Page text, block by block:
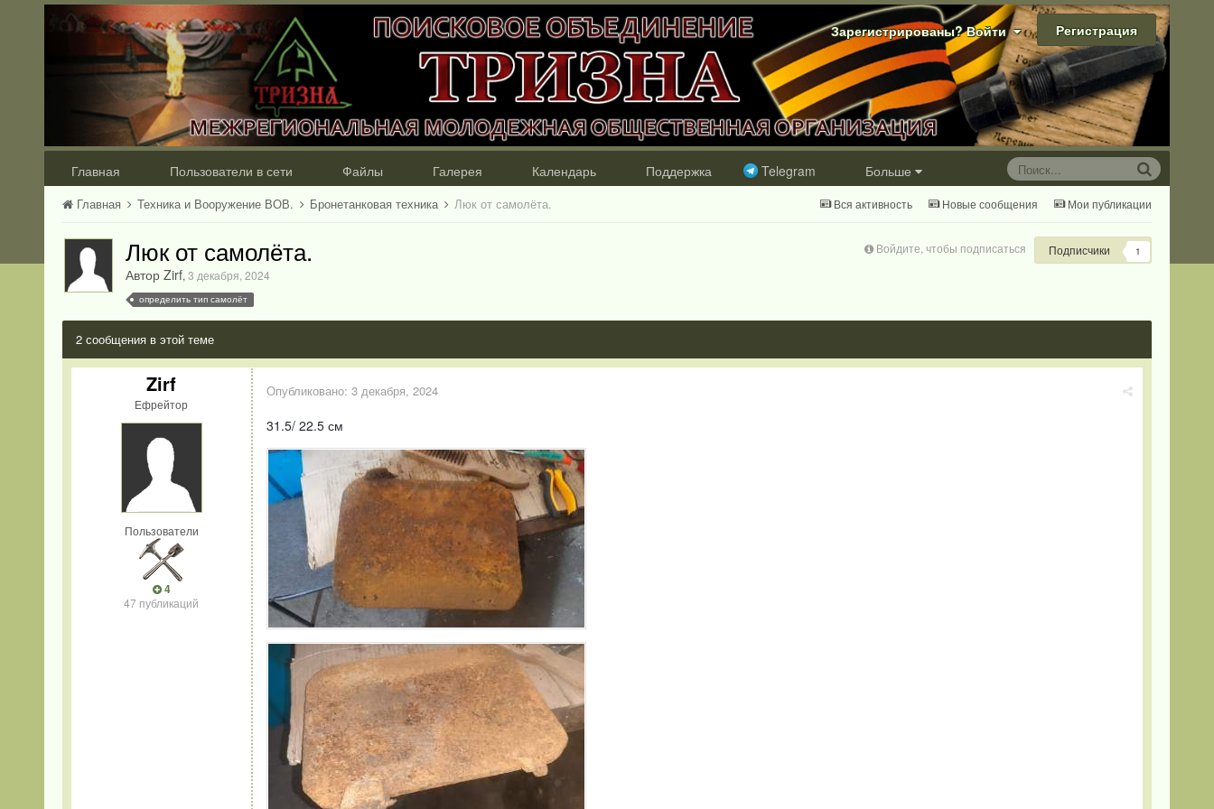
Зарегистрированы? Войти Регистрация
Главная Пользователи в сети Файлы Галерея Календарь Поддержка Telegram Больше
Вся активность Новые сообщения Мои публикации
Главная Техника и Вооружение ВОВ. Бронетанковая техника Люк от самолёта.
Войдите, чтобы подписаться Подписчики 1
Люк от самолёта.
Автор Zirf, 3 декабря, 2024
определить тип самолёт
2 сообщения в этой теме
Zirf
Ефрейтор
Пользователи
4
47 публикаций
Опубликовано: 3 декабря, 2024
31.5/ 22.5 см